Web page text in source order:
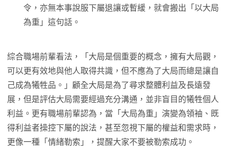
令，亦無本事說服下屬退讓或暫緩，就會搬出「以大局
為重」這句話。
綜合職場前輩看法，「大局是個重要的概念，擁有大局觀，
可以更有效地與他人取得共識，但不應為了大局而總是讓自
己成為犧牲品。」顧全大局是為了尋求整體利益及長遠發
展，但是評估大局需要經過充分溝通，並非盲目的犧牲個人
利益。更有職場前輩認為，當「大局為重」演變為領袖、既
得利益者操控下屬的說法，甚至忽視下屬的權益和需求時，
更像一種「情緒勒索」，提醒大家不要被勒索成功。